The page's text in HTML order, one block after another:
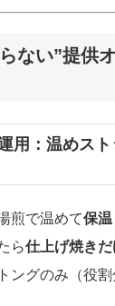
ない”提供
用：温めス
煎で温めて保温
ら仕上げ焼きだ
ングのみ（役割